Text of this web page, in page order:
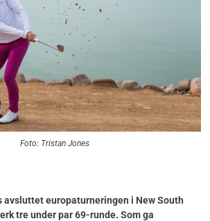
Foto: Tristan Jones
avsluttet europaturneringen i New South
tre under par 69-runde. Som ga